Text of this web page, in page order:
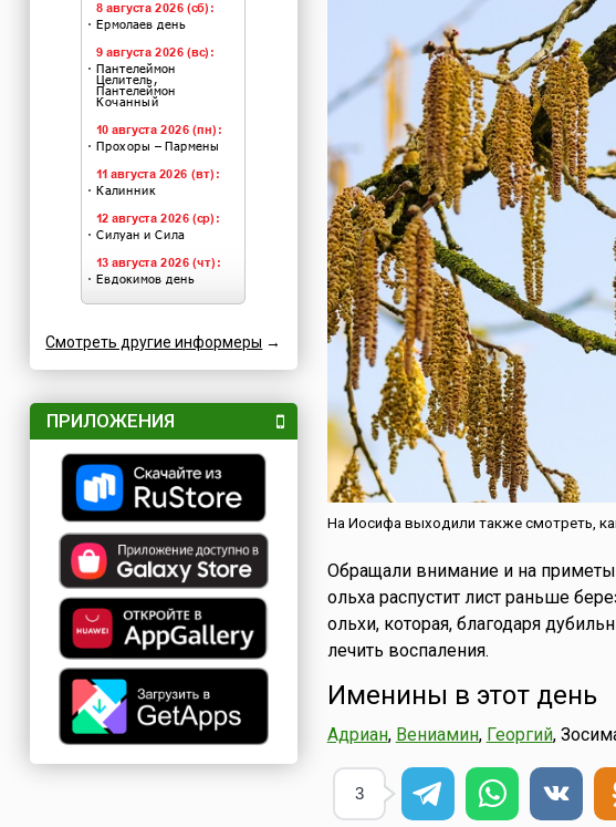
Смотреть другие информеры →
ПРИЛОЖЕНИЯ
На Иосифа выходили также смотреть,
Обращали внимание и на
ольха распустит лист раньше
ольхи, которая, благодаря
лечить воспаления.
Именины в этот день
Адриан, Вениамин, Георгий,
3